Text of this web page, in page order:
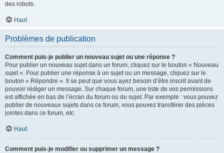
des robots.
Haut
Problèmes de publication
Comment puis-je publier un nouveau sujet ou une réponse ?
Pour publier un nouveau sujet dans un forum, cliquez sur le bouton « Nouveau
sujet ». Pour publier une réponse à un sujet ou un message, cliquez sur le
bouton « Répondre ». Il se peut que vous ayez besoin d’être inscrit avant de
pouvoir rédiger un message. Sur chaque forum, une liste de vos permissions
est affichée en bas de l’écran du forum ou du sujet. Par exemple : vous pouvez
publier de nouveaux sujets dans ce forum, vous pouvez transférer des pièces
jointes dans ce forum, etc.
Haut
Comment puis-je modifier ou supprimer un message ?